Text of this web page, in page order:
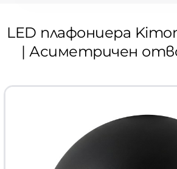
LED плафониера
| Асиметричен